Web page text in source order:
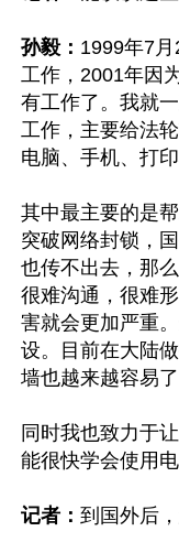
孙毅： 1999年7
工作，2001年因
有工作了。我就
工作，主要给法
电脑、手机、打
其中最主要的是
突破网络封锁，
也传不出去，那
很难沟通，很难
害就会更加严重
设。目前在大陆
墙也越来越容易了
同时我也致力于
能很快学会使用
记者： 到国外后